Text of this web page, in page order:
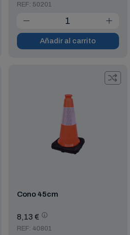
REF: 50201
Añadir al carrito
Cono 45cm
8,13 €
REF: 40801